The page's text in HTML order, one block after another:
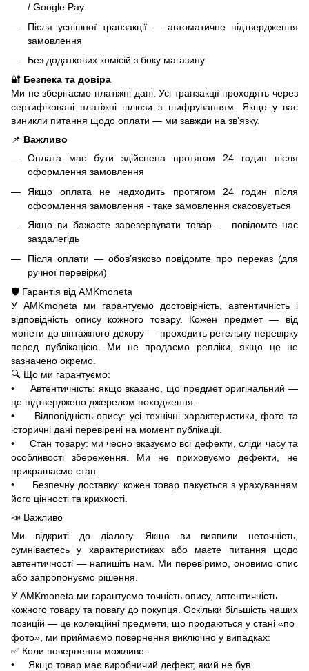
/ Google Pay
Після успішної транзакції — автоматичне підтвердження
замовлення
Без додаткових комісій з боку магазину
🔐 Безпека та довіра
Ми не зберігаємо платіжні дані. Усі транзакції проходять через
сертифіковані платіжні шлюзи з шифруванням. Якщо у вас
виникли питання щодо оплати — ми завжди на зв’язку.
📌 Важливо
Оплата має бути здійснена протягом 24 годин після
оформлення замовлення
Якщо оплата не надходить протягом 24 годин після
оформлення замовлення - таке замовлення скасовується
Якщо ви бажаєте зарезервувати товар — повідомте нас
заздалегідь
Після оплати — обов’язково повідомте про переказ (для
ручної перевірки)
🛡️ Гарантія від AMKmoneta
У AMKmoneta ми гарантуємо достовірність, автентичність і
відповідність опису кожного товару. Кожен предмет — від
монети до вінтажного декору — проходить ретельну перевірку
перед публікацією. Ми не продаємо репліки, якщо це не
зазначено окремо.
🔍 Що ми гарантуємо:
• Автентичність: якщо вказано, що предмет оригінальний —
це підтверджено джерелом походження.
• Відповідність опису: усі технічні характеристики, фото та
історичні дані перевірені на момент публікації.
• Стан товару: ми чесно вказуємо всі дефекти, сліди часу та
особливості збереження. Ми не приховуємо дефекти, не
прикрашаємо стан.
• Безпечну доставку: кожен товар пакується з урахуванням
його цінності та крихкості.
📣 Важливо
Ми відкриті до діалогу. Якщо ви виявили неточність,
сумніваєтесь у характеристиках або маєте питання щодо
автентичності — напишіть нам. Ми перевіримо, оновимо опис
або запропонуємо рішення.
У AMKmoneta ми гарантуємо точність опису, автентичність
кожного товару та повагу до покупця. Оскільки більшість наших
позицій — це колекційні предмети, що продаються у стані «по
фото», ми приймаємо повернення виключно у випадках:
✅ Коли повернення можливе:
• Якщо товар має виробничий дефект, який не був